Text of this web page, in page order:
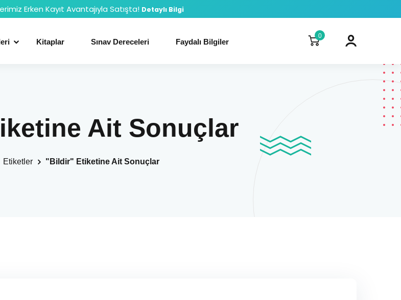
Erken Kayıt Avantajıyla Satışta! Detaylı Bilgi
Kitaplar Sınav Dereceleri Faydalı Bilgiler
0
Ait Sonuçlar
Etiketler "Bildir" Etiketine Ait Sonuçlar